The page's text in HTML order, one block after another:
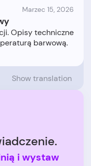
Marzec 15, 2026
Opisy techniczne
barwową.
Show translation
i wystaw